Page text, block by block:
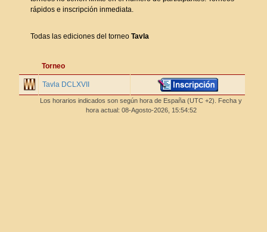
rápidos e inscripción inmediata.
Todas las ediciones del torneo Tavla
Torneo
Tavla DCLXVII
Los horarios indicados son según hora de España (UTC +2). Fecha y
hora actual: 08-Agosto-2026, 15:54:53